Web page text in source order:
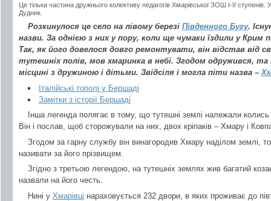
Це тільки частина дружнього колективу педагогів Хмарівської ЗОШ І-ІІ
Дудник.
Розкинулося це село на лівому березі Південного Бугу.
назви. За однією з них у пору, коли ще чумаки їздили у Крим
Так, як його довелося довго ремонтувати, він відстав від
тутешніх полів, мов хмаринка в небі. Згодом одружився,
місцині з дружиною і дітьми. Звідсіля і могла піти назва –
Італійські тополі у Бершаді
Замітки з історії Бершаді
Інша легенда полягає в тому, що тутешні землі належали
Він і послав, щоб сторожували на них, двох кріпаків – Хмару і
Згодом за гарну службу він винагородив Хмару наділом землі,
називати за його прізвищем.
Згідно з третьою легендою, на тутешніх землях жив багатий
назвали на його честь.
Нині у Хмарівці нараховується 232 двори, в яких проживає до